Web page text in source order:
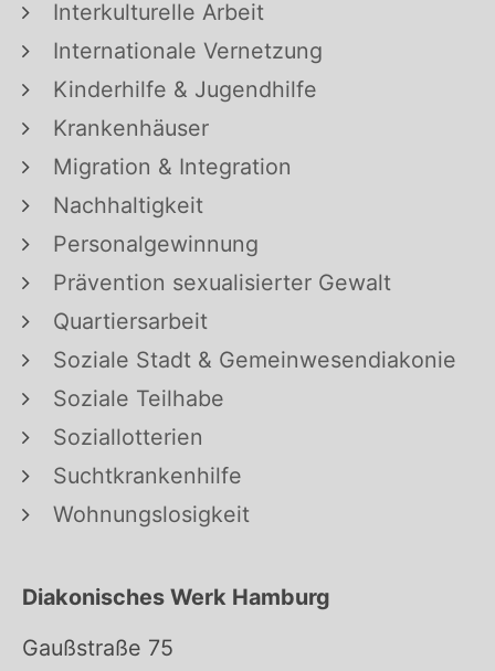
Interkulturelle Arbeit
Internationale Vernetzung
Kinderhilfe & Jugendhilfe
Krankenhäuser
Migration & Integration
Nachhaltigkeit
Personalgewinnung
Prävention sexualisierter Gewalt
Quartiersarbeit
Soziale Stadt & Gemeinwesendiakonie
Soziale Teilhabe
Soziallotterien
Suchtkrankenhilfe
Wohnungslosigkeit
Diakonisches Werk Hamburg
Gaußstraße 75